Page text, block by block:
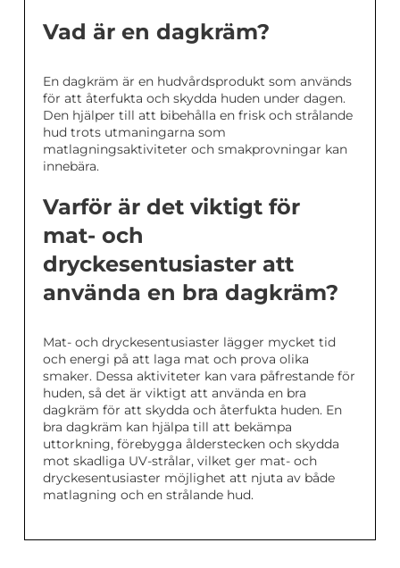
Vad är en dagkräm?
En dagkräm är en hudvårdsprodukt som används
för att återfukta och skydda huden under dagen.
Den hjälper till att bibehålla en frisk och strålande
hud trots utmaningarna som
matlagningsaktiviteter och smakprovningar kan
innebära.
Varför är det viktigt för
mat- och
dryckesentusiaster att
använda en bra dagkräm?
Mat- och dryckesentusiaster lägger mycket tid
och energi på att laga mat och prova olika
smaker. Dessa aktiviteter kan vara påfrestande för
huden, så det är viktigt att använda en bra
dagkräm för att skydda och återfukta huden. En
bra dagkräm kan hjälpa till att bekämpa
uttorkning, förebygga ålderstecken och skydda
mot skadliga UV-strålar, vilket ger mat- och
dryckesentusiaster möjlighet att njuta av både
matlagning och en strålande hud.